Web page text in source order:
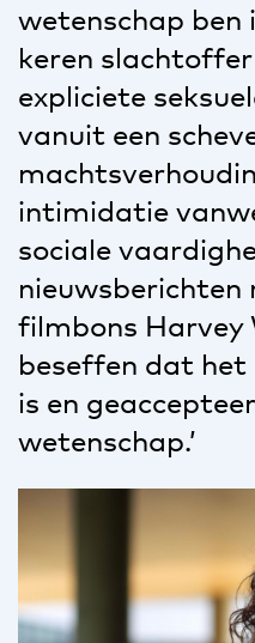
wetenschap ben
keren
expliciete
vanuit een
intimidatie
sociale
nieuwsberichten
filmbons Harvey
beseffen dat het
is en
wetenschap.’